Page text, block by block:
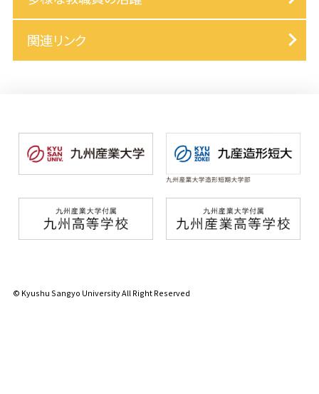
関連リンク
© Kyushu Sangyo University All Right Reserved